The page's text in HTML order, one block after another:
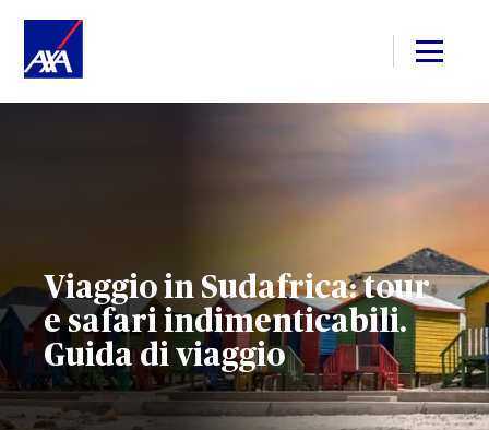
Viaggio in Sudafrica: tour
e safari indimenticabili.
Guida di viaggio